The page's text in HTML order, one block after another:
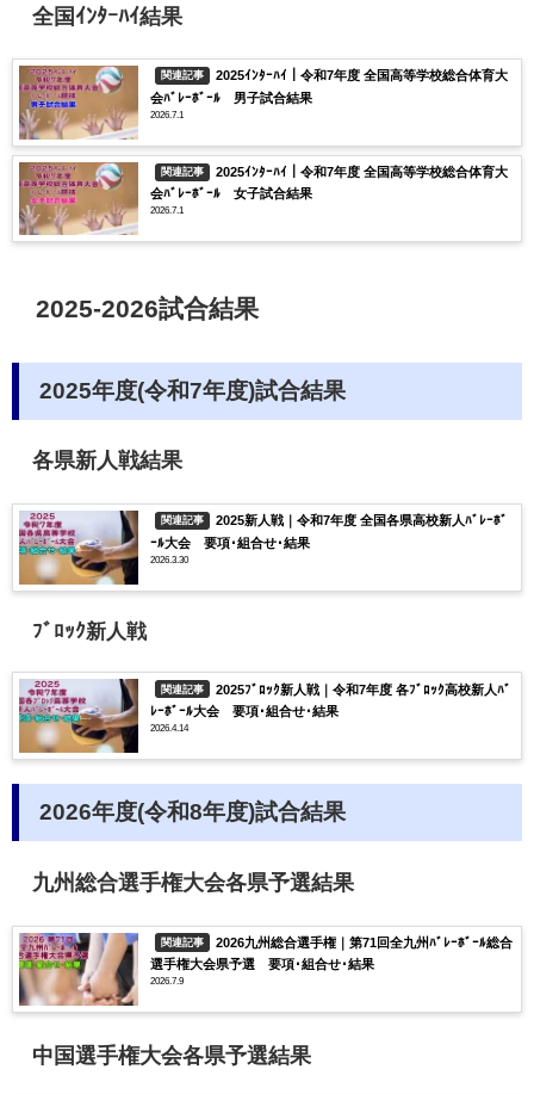
全国ｲﾝﾀｰﾊｲ結果
関連記事
2025ｲﾝﾀｰﾊｲ｜令和7年度 全国高等学校総合体育大
会ﾊﾞﾚｰﾎﾞｰﾙ 男子試合結果
2026.7.1
関連記事
2025ｲﾝﾀｰﾊｲ｜令和7年度 全国高等学校総合体育大
会ﾊﾞﾚｰﾎﾞｰﾙ 女子試合結果
2026.7.1
2025-2026試合結果
2025年度(令和7年度)試合結果
各県新人戦結果
関連記事
2025新人戦｜令和7年度 全国各県高校新人ﾊﾞﾚｰﾎﾞ
ｰﾙ大会 要項･組合せ･結果
2026.3.30
ﾌﾞﾛｯｸ新人戦
関連記事
2025ﾌﾞﾛｯｸ新人戦｜令和7年度 各ﾌﾞﾛｯｸ高校新人ﾊﾞ
ﾚｰﾎﾞｰﾙ大会 要項･組合せ･結果
2026.4.14
2026年度(令和8年度)試合結果
九州総合選手権大会各県予選結果
関連記事
2026九州総合選手権｜第71回全九州ﾊﾞﾚｰﾎﾞｰﾙ総合
選手権大会県予選 要項･組合せ･結果
2026.7.9
中国選手権大会各県予選結果